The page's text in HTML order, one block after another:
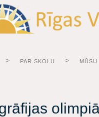
PAR SKOLU MŪSU